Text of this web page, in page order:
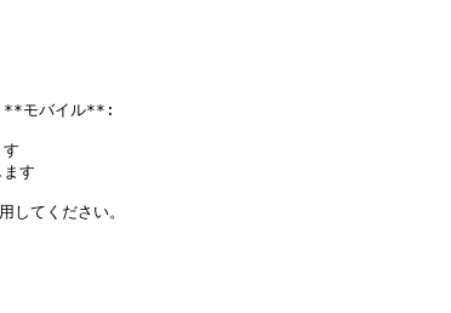
**モバイル**:
す
してください。